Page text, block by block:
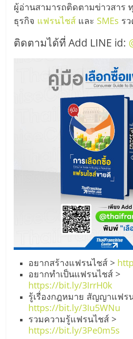
ผู้อ่านสามารถติดตามข่าวสาร
ธุรกิจ แฟรนไชส์ และ SMEs ร
ติดตามได้ที่ Add LINE id:
อยากสร้างแฟรนไชส์ >
อยากทำเป็นแฟรนไชส์ >
https://bit.ly/3IrrH0k
รู้เรื่องกฎหมาย สัญญาแฟร
https://bit.ly/3Iu5WNu
รวมความรู้แฟรนไชส์ >
https://bit.ly/3Pe0m5s